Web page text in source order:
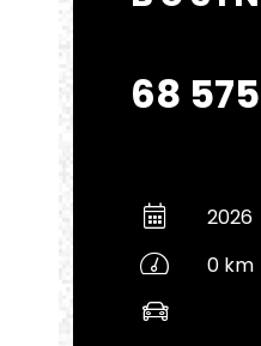
68
2026
0 km